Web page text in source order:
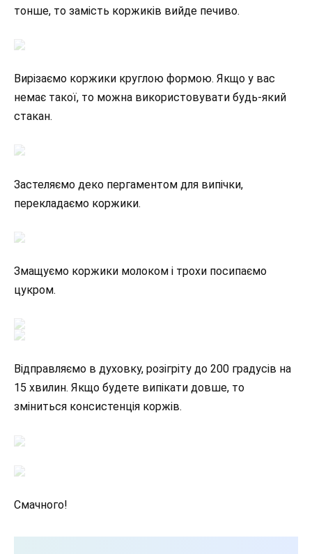
тонше, то замість коржиків вийде печиво.
Вирізаємо коржики круглою формою. Якщо у вас
немає такої, то можна використовувати будь-який
стакан.
Застеляємо деко пергаментом для випічки,
перекладаємо коржики.
Змащуємо коржики молоком і трохи посипаємо
цукром.
Відправляємо в духовку, розігріту до 200 градусів на
15 хвилин. Якщо будете випікати довше, то
зміниться консистенція коржів.
Смачного!